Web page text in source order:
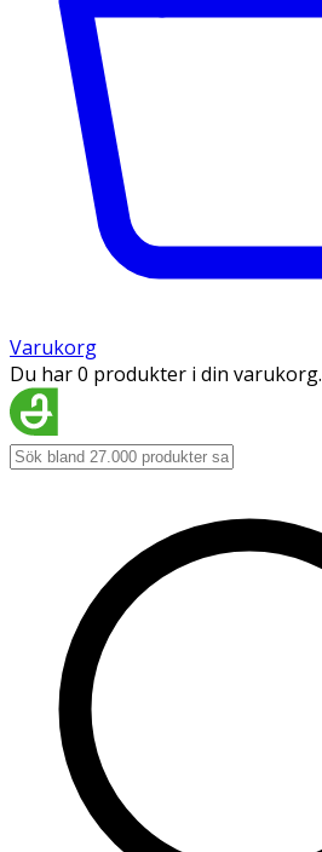
Varukorg
Du har 0 produkter i din varukorg.